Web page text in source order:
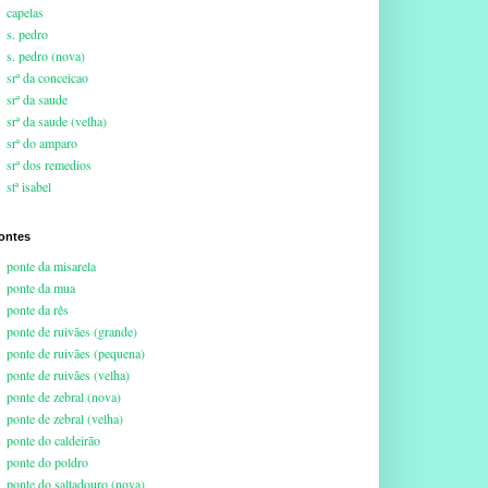
capelas
s. pedro
s. pedro (nova)
srª da conceicao
srª da saude
srª da saude (velha)
srª do amparo
srª dos remedios
stª isabel
ponte da misarela
ponte da mua
ponte da rês
ponte de ruivães (grande)
ponte de ruivães (pequena)
ponte de ruivães (velha)
ponte de zebral (nova)
ponte de zebral (velha)
ponte do caldeirão
ponte do poldro
ponte do saltadouro (nova)